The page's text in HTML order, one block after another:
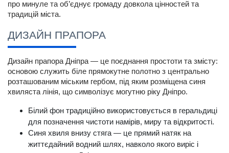
про минуле та об’єднує громаду довкола цінностей та
традицій міста.
ДИЗАЙН ПРАПОРА
Дизайн прапора Дніпра — це поєднання простоти та змісту:
основою служить біле прямокутне полотно з центрально
розташованим міським гербом, під яким розміщена синя
хвиляста лінія, що символізує могутню ріку Дніпро.
Білий фон традиційно використовується в геральдиці
для позначення чистоти намірів, миру та відкритості.
Синя хвиля внизу стяга — це прямий натяк на
життєдайний водний шлях, навколо якого виріс і